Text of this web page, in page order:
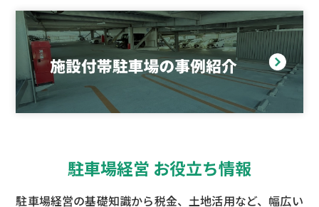
駐車場経営 お役立ち情報
駐車場経営の基礎知識から税金、土地活用など、 幅広い